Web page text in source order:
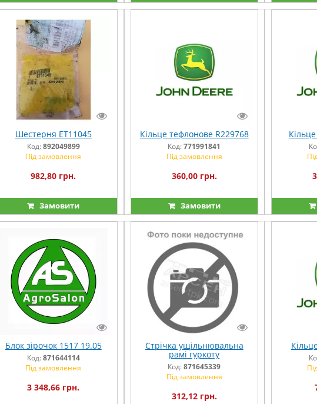
Шестерня ET11045
Код:892049899
Під замовлення
982,80 грн.
Замовити
Кільце тефлонове R229768
Код:771991841
Під замовлення
360,00 грн.
Замовити
Блок зірочок 1517 19.05
Код:871644114
Під замовлення
3 348,66 грн.
Стрічка ущільнювальна
рамі гуркоту
Код:871645339
Під замовлення
312,12 грн.